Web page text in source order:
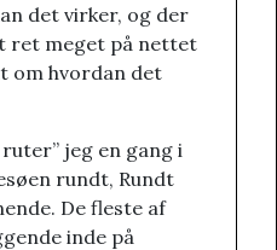
det virker, og der
ret meget på nettet
om hvordan det
jeg en gang i
rundt, Rundt
De fleste af
inde på